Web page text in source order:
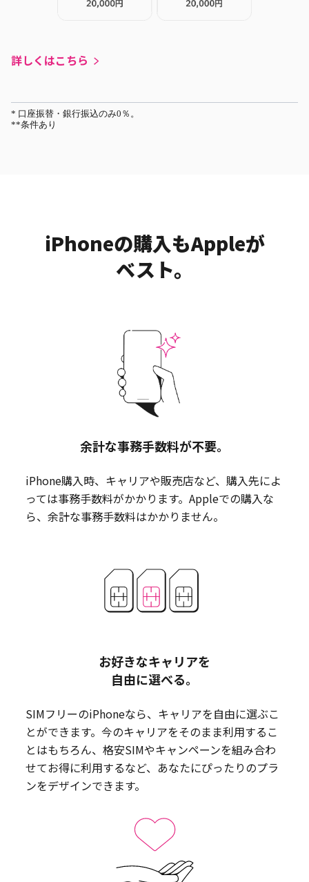
詳しくはこちら
* 口座振替・銀行振込のみ0％。
**条件あり
iPhoneの購入もAppleが
ベスト。
余計な事務手数料が不要。
iPhone購入時、キャリアや販売店など、購入先によ
っては事務手数料がかかります。Appleでの購入な
ら、余計な事務手数料はかかりません。
お好きなキャリアを
自由に選べる。
SIMフリーのiPhoneなら、キャリアを自由に選ぶこ
とができます。今のキャリアをそのまま利用するこ
とはもちろん、格安SIMやキャンペーンを組み合わ
せてお得に利用するなど、あなたにぴったりのプラ
ンをデザインできます。